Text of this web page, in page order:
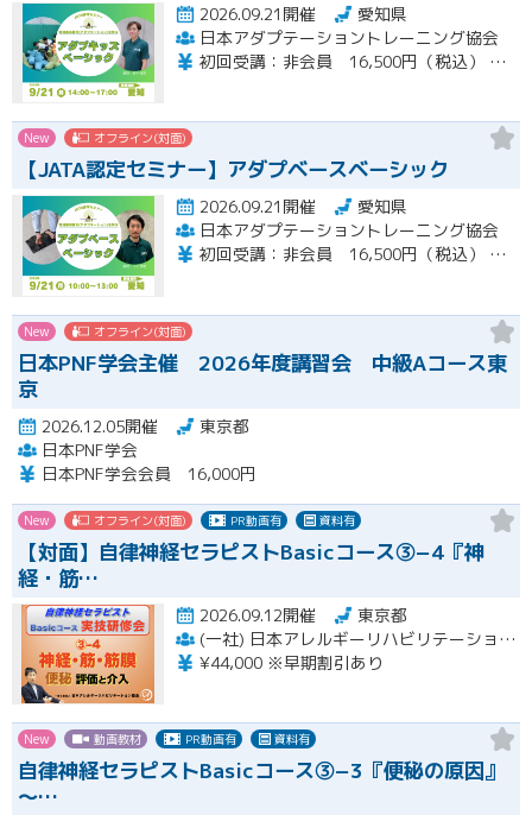
2026.09.21開催
愛知県
日本アダプテーショントレーニング協会
初回受講：非会員 16,500円（税込） 一般会員 14,850円（税込） 特待会員 13,200円（税込) 会員再受講：一般会員 3,712円（税込） 特待会員 3,300円（税込）
New オフライン(対面)
【JATA認定セミナー】アダプベースベーシック
2026.09.21開催
愛知県
日本アダプテーショントレーニング協会
初回受講：非会員 16,500円（税込） 一般会員 14,850円（税込） 特待会員 13,200円（税込) 会員再受講：一般会員 3,712円（税込） 特待会員 3,300円（税込） 支払い方法：銀行事前振り込み
New オフライン(対面)
日本PNF学会主催 2026年度講習会 中級Aコース東
京
2026.12.05開催
東京都
日本PNF学会
日本PNF学会会員 16,000円
New オフライン(対面) PR動画有 資料有
【対面】自律神経セラピストBasicコース③−4『神
経・筋…
2026.09.12開催
東京都
(一社) 日本アレルギーリハビリテーション協会
¥44,000 ※早期割引あり
New 動画教材 PR動画有 資料有
自律神経セラピストBasicコース③−3『便秘の原因』
〜…